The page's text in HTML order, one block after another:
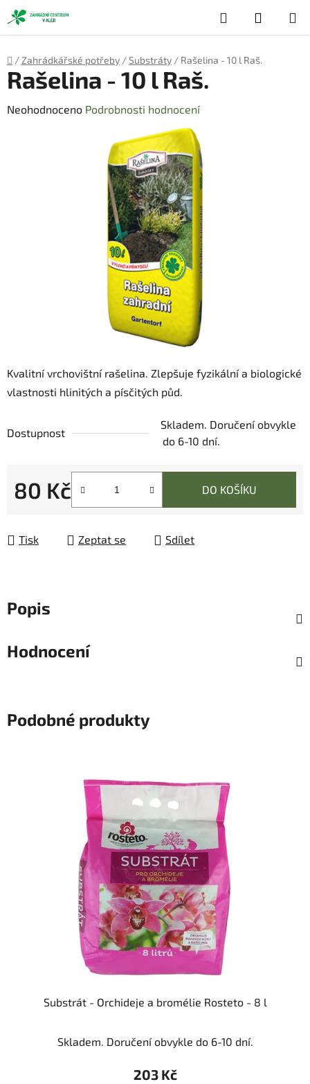
Přejít
na
obsah
Hledat
KOŠÍK
Domů
/ Zahrádkářské potřeby /Substráty / Rašelina - 10 l Raš.
Kvalitní vrchovištní rašelina. Zlepšuje fyzikální a biologické
vlastnosti hlinitých a písčitých půd.
Dostupnost
Skladem. Doručení obvykle
do 6-10 dní.
80 Kč
Měrná cena:
DO KOŠÍKU
Tisk Zeptat se Sdílet
Rašelina - 10 l Raš.
Průměrné
Neohodnoceno Podrobnosti hodnocení
Popis
Hodnocení
Podobné produkty
Substrát - Orchideje a bromélie Rosteto - 8 l
Skladem. Doručení obvykle do 6-10 dní.
203 Kč